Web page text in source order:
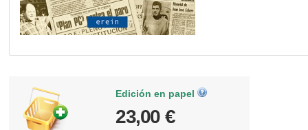
Edición en papel
23,00 €